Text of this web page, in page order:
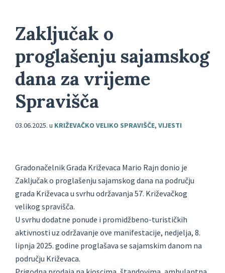
Zaključak o
proglašenju sajamskog
dana za vrijeme
Spravišča
03.06.2025. u KRIŽEVAČKO VELIKO SPRAVIŠČE, VIJESTI
Gradonačelnik Grada Križevaca Mario Rajn donio je
Zaključak o proglašenju sajamskog dana na području
grada Križevaca u svrhu održavanja 57. Križevačkog
velikog spravišča.
U svrhu dodatne ponude i promidžbeno-turističkih
aktivnosti uz održavanje ove manifestacije, nedjelja, 8.
lipnja 2025. godine proglašava se sajamskim danom na
području Križevaca.